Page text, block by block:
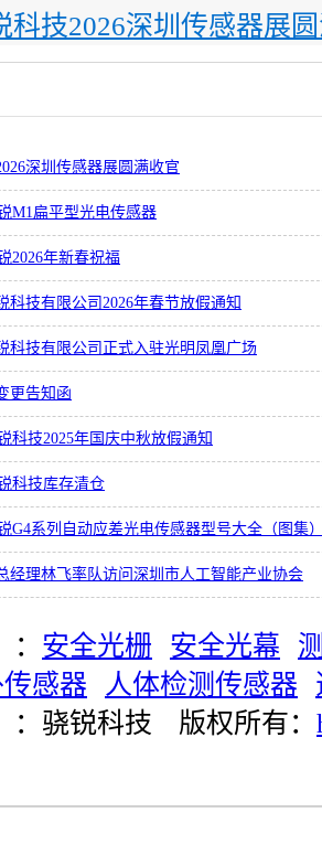
科技2026深圳传感器展
深圳传感器展圆满收官
M1扁平型光电传感器
2026年新春祝福
科技有限公司2026年春节放假通知
科技有限公司正式入驻光明凤凰广场
更告知函
科技2025年国庆中秋放假通知
科技库存清仓
G4系列自动应差光电传感器型号大全（图集
经理林飞率队访问深圳市人工智能产业协会
安全光栅 安全光幕
感器 人体检测传感器
骁锐科技 版权所有：